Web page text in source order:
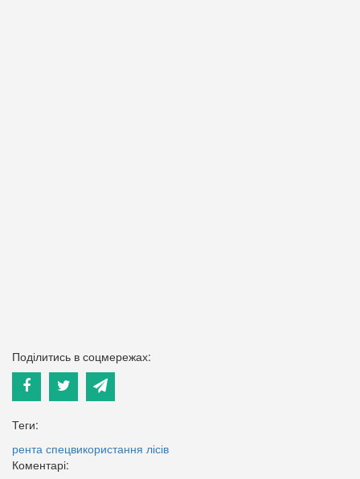
Поділитись в соцмережах:
Теги:
рента спецвикористання лісів
Коментарі: